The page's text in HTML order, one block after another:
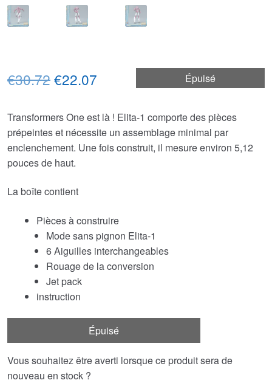
Épuisé
€30.72Le
initial
était :
€30.72.
€22.07
actuel
est :
Transformers One est là ! Elita-1 comporte des pièces
prépeintes et nécessite un assemblage minimal par
enclenchement. Une fois construit, il mesure environ 5,12
pouces de haut.
La boîte contient
Pièces à construire
Mode sans pignon Elita-1
6 Aiguilles interchangeables
Rouage de la conversion
Jet pack
instruction
Épuisé
Vous souhaitez être averti lorsque ce produit sera de
nouveau en stock ?